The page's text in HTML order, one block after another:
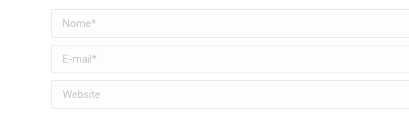
Nome *
E-mail *
Website